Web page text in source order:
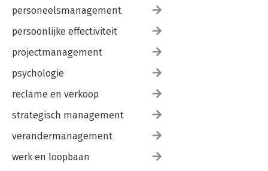
personeelsmanagement
persoonlijke effectiviteit
projectmanagement
psychologie
reclame en verkoop
strategisch management
verandermanagement
werk en loopbaan